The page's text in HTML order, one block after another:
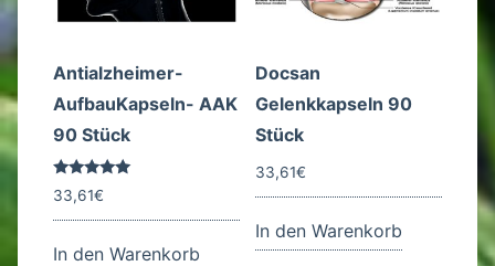
Antialzheimer-
AufbauKapseln- AAK
90 Stück
Bewertet
mit
5.00
33,61€
In den Warenkorb
Docsan
Gelenkkapseln 90
Stück
33,61€
In den Warenkorb